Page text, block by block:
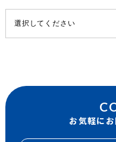
お気軽に